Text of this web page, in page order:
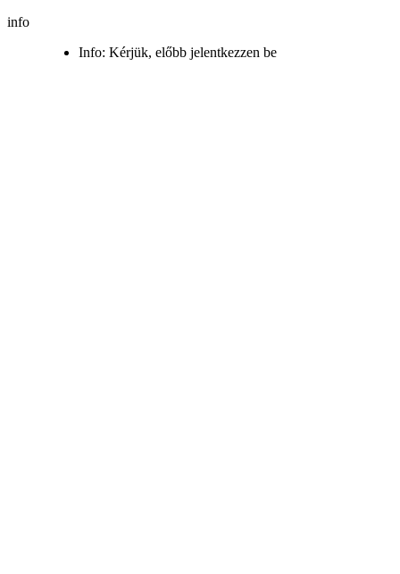
info
Info: Kérjük, előbb jelentkezzen be